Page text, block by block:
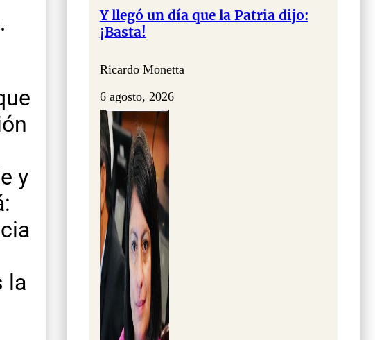
y
la
Y llegó un día que la Patria dijo:
¡Basta!
Ricardo Monetta
6 agosto, 2026